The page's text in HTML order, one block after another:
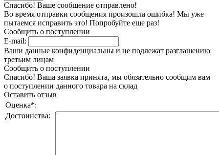
Спасибо! Ваше сообщение отправлено!
Во время отправки сообщения произошла ошибка! Мы уже
пытаемся исправить это! Попробуйте еще раз!
Сообщить о поступлении
E-mail:
Ваши данные конфиденциальны и не подлежат разглашению
третьим лицам
Сообщить о поступлении
Спасибо! Ваша заявка принята, мы обязательно сообщим вам
о поступлении данного товара на склад
Оставить отзыв
Оценка*:
Достоинства: